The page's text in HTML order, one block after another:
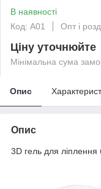
В наявності
Код: A01
Опт і
Ціну уточнюйте
Мінімальна сума
Опис
Опис
3D гель для ліплення